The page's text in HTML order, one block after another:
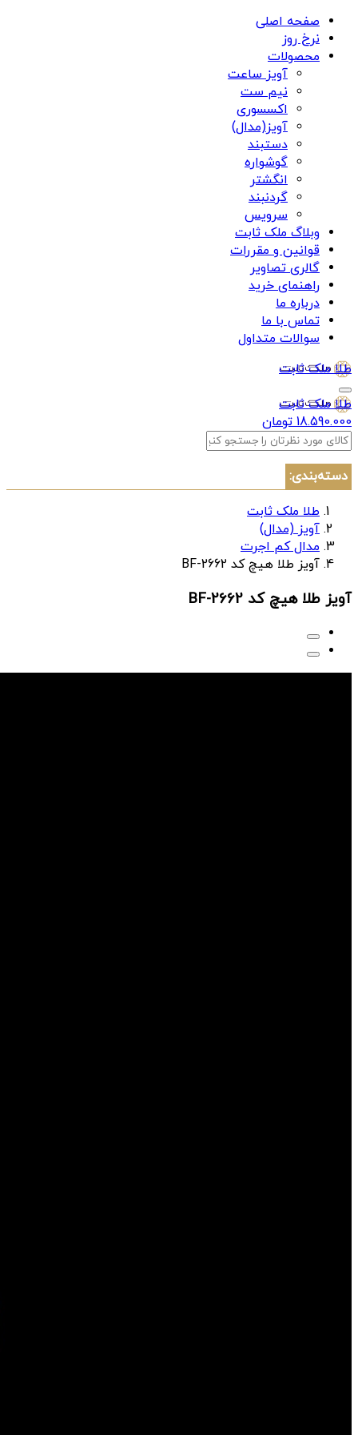
صفحه اصلی
نرخ روز
محصولات
آویز ساعت
نیم ست
اکسسوری
آویز(مدال)
دستبند
گوشواره
انگشتر
گردنبند
سرویس
وبلاگ ملک ثابت
قوانین و مقررات
گالری تصاویر
راهنمای خرید
درباره ما
تماس با ما
سوالات متداول
طلا ملک ثابت
طلا ملک ثابت
18.590.000 تومان
دسته‌بندی:
طلا ملک ثابت
آویز (مدال)
مدال کم اجرت
آویز طلا هیچ کد BF-2662
آویز طلا هیچ کد BF-2662